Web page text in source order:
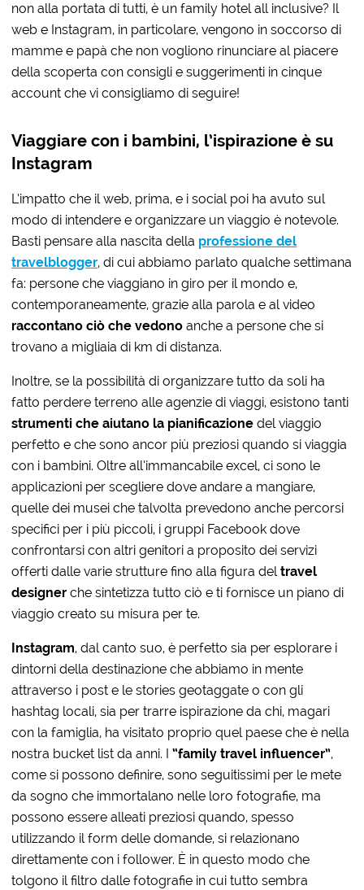
non alla portata di tutti, è un family hotel all inclusive? Il
web e Instagram, in particolare, vengono in soccorso di
mamme e papà che non vogliono rinunciare al piacere
della scoperta con consigli e suggerimenti in cinque
account che vi consigliamo di seguire!
Viaggiare con i bambini, l’ispirazione è su
Instagram
L’impatto che il web, prima, e i social poi ha avuto sul
modo di intendere e organizzare un viaggio è notevole.
Basti pensare alla nascita della professione del
travelblogger, di cui abbiamo parlato qualche settimana
fa: persone che viaggiano in giro per il mondo e,
contemporaneamente, grazie alla parola e al video
raccontano ciò che vedono anche a persone che si
trovano a migliaia di km di distanza.
Inoltre, se la possibilità di organizzare tutto da soli ha
fatto perdere terreno alle agenzie di viaggi, esistono tanti
strumenti che aiutano la pianificazionedel viaggio
perfetto e che sono ancor più preziosi quando si viaggia
con i bambini. Oltre all’immancabile excel, ci sono le
applicazioni per scegliere dove andare a mangiare,
quelle dei musei che talvolta prevedono anche percorsi
specifici per i più piccoli, i gruppi Facebook dove
confrontarsi con altri genitori a proposito dei servizi
offerti dalle varie strutture fino alla figura deltravel
designerche sintetizza tutto ciò e ti fornisce un piano di
viaggio creato su misura per te.
Instagram, dal canto suo, è perfetto sia per esplorare i
dintorni della destinazione che abbiamo in mente
attraverso i post e le stories geotaggate o con gli
hashtag locali, sia per trarre ispirazione da chi, magari
con la famiglia, ha visitato proprio quel paese che è nella
nostra bucket list da anni. I“family travel influencer”,
come si possono definire, sono seguitissimi per le mete
da sogno che immortalano nelle loro fotografie, ma
possono essere alleati preziosi quando, spesso
utilizzando il form delle domande, si relazionano
direttamente con i follower. È in questo modo che
tolgono il filtro dalle fotografie in cui tutto sembra